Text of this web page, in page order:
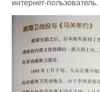
интернет-пользователь.